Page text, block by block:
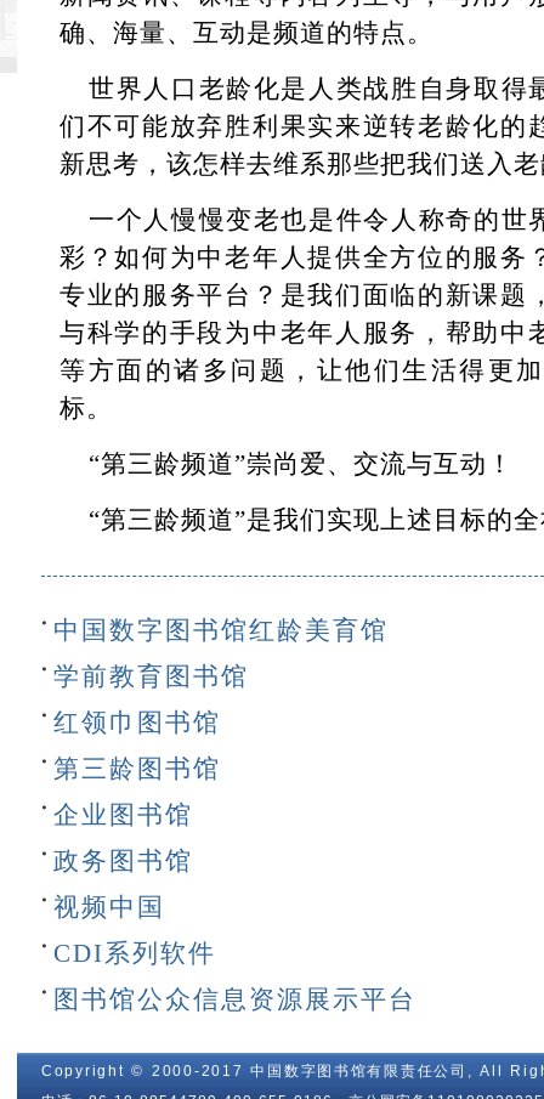
确、海量、互动是频道的特点。
世界人口老龄化是人类战胜自身取得
们不可能放弃胜利果实来逆转老龄化的
新思考，该怎样去维系那些把我们送入
一个人慢慢变老也是件令人称奇的世
彩？如何为中老年人提供全方位的服务
专业的服务平台？是我们面临的新课题
与科学的手段为中老年人服务，帮助中
等方面的诸多问题，让他们生活得更
标。
“第三龄频道”崇尚爱、交流与互动！
“第三龄频道”是我们实现上述目标的
中国数字图书馆红龄美育馆
学前教育图书馆
红领巾图书馆
第三龄图书馆
企业图书馆
政务图书馆
视频中国
CDI系列软件
图书馆公众信息资源展示平台
Copyright © 2000-2017 中国数字图书馆有限责任公司, All